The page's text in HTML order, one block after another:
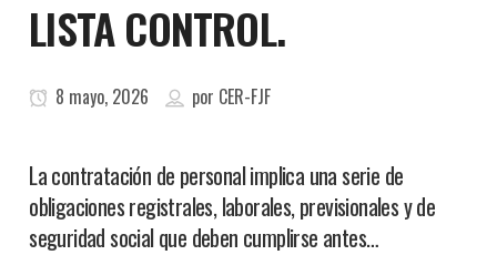
LISTA CONTROL.
8 mayo, 2026 por CER-FJF
La contratación de personal implica una serie de
obligaciones registrales, laborales, previsionales y de
seguridad social que deben cumplirse antes…